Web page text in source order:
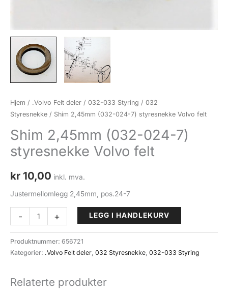
Hjem / .Volvo Felt deler / 032-033 Styring / 032
Styresnekke / Shim 2,45mm (032-024-7) styresnekke Volvo felt
Shim 2,45mm (032-024-7)
styresnekke Volvo felt
kr 10,00 inkl. mva.
Justermellomlegg 2,45mm, pos.24-7
-
2,45mm
(032-
024-
styresnekke
Volvo
+ LEGG I HANDLEKURV
Produktnummer: 656721
Kategorier: .Volvo Felt deler, 032 Styresnekke, 032-033 Styring
Relaterte produkter